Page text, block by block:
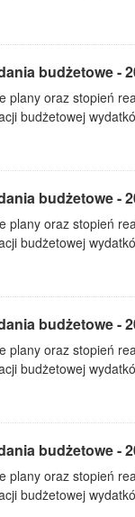
budżetowe -
plany oraz stopień
budżetowej
budżetowe -
plany oraz stopień
budżetowej
budżetowe -
plany oraz stopień
budżetowej
budżetowe -
plany oraz stopień
budżetowej